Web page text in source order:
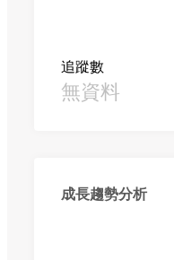
追蹤數
無資料
成長趨勢分析